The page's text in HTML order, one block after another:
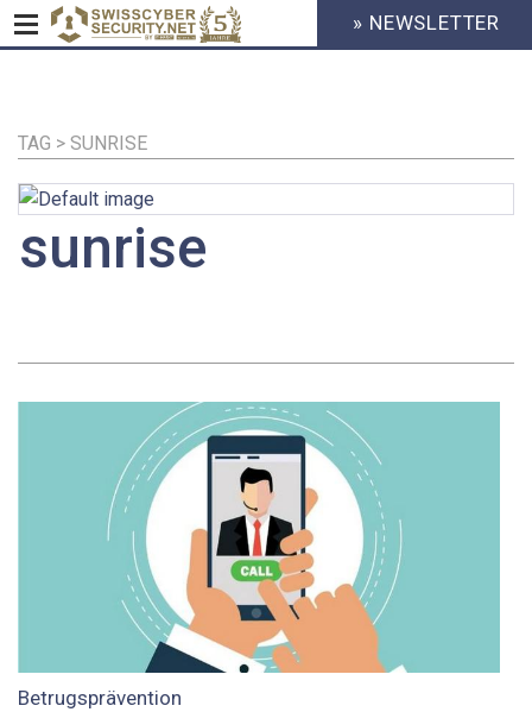
Inhalt
HEADER
MENU
» NEWSLETTER
TAG > SUNRISE
sunrise
Betrugsprävention